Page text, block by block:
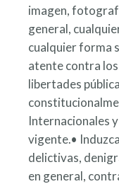
imagen,
general,
cualquier forma
atente contra
libertades
Internacionales
vigente.•
delictivas,
en general,